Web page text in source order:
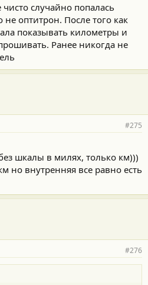
чисто случайно попалась
оптитрон. После того как
показывать километры и
Ранее никогда не
#275
шкалы в милях, только км)))
но внутренняя все равно есть
#276